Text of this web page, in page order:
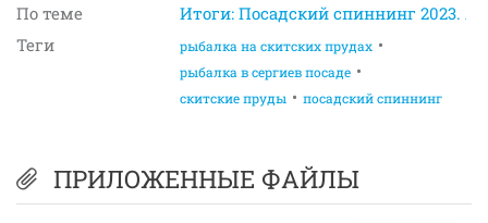
По теме
Итоги: Посадский спиннинг 2023.
Теги
рыбалка на скитских прудах
рыбалка в сергиев посаде
скитские пруды
посадский спиннинг
ПРИЛОЖЕННЫЕ ФАЙЛЫ